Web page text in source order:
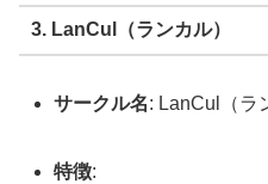
3. LanCul（ランカル）
サークル名: LanCul（ラ
特徴: